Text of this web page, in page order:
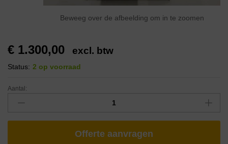
Beweeg over de afbeelding om in te zoomen
€ 1.300,00 excl. btw
Status: 2 op voorraad
Aantal:
Offerte aanvragen